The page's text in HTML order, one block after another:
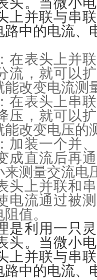
上并联与串
路中的电流、
在表头上并
流，就可以
改变电流测
在表头上串
压，就可以
改变电压的
加装一个并
成直流后再
测量交流电
头上并联和
电流通过被
值。
是利用一只
头。当微小
上并联与串
路中的电流、